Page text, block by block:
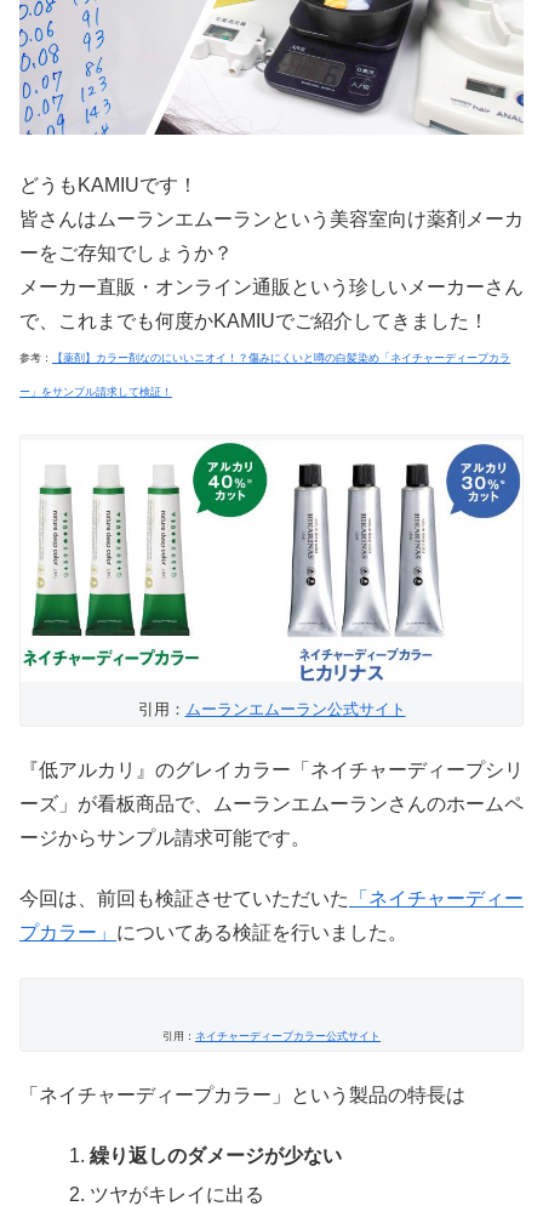
どうもKAMIUです！
皆さんはムーランエムーランという美容室向け薬剤メーカ
ーをご存知でしょうか？
メーカー直販・オンライン通販という珍しいメーカーさん
で、これまでも何度かKAMIUでご紹介してきました！
参考： 【薬剤】カラー剤なのにいいニオイ！？傷みにくいと噂の白髪染め「ネイチャーディープカラ
ー」をサンプル請求して検証！
引用： ムーランエムーラン公式サイト
『低アルカリ』のグレイカラー「ネイチャーディープシリ
ーズ」が看板商品で、ムーランエムーランさんのホームペ
ージからサンプル請求可能です。
今回は、前回も検証させていただいた
「ネイチャーディー
プカラー」 についてある検証を行いました。
引用： ネイチャーディープカラー公式サイト
「ネイチャーディープカラー」という製品の特長は
繰り返しのダメージが少ない
ツヤがキレイに出る